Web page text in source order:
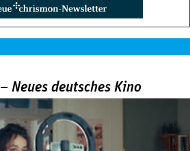
Neues deutsches Kino